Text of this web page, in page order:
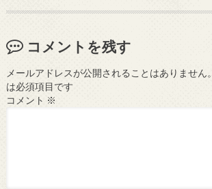
コメントを残す
メールアドレスが公開されることはありません。
は必須項目です
コメント ※